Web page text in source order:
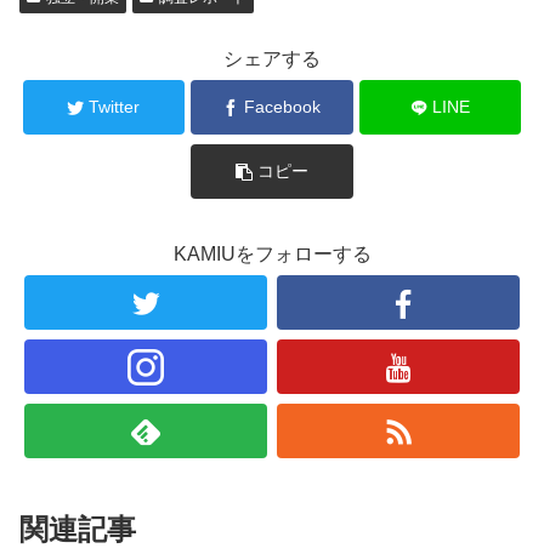
シェアする
Twitter Facebook LINE
コピー
KAMIUをフォローする
関連記事